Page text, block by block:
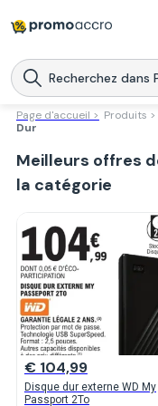
Magasins
Produits
Promoaccro
Page d'accueil > Produits >
Dur
Meilleurs offres
la catégorie
€ 104,99
Disque dur externe WD My
Passport 2To